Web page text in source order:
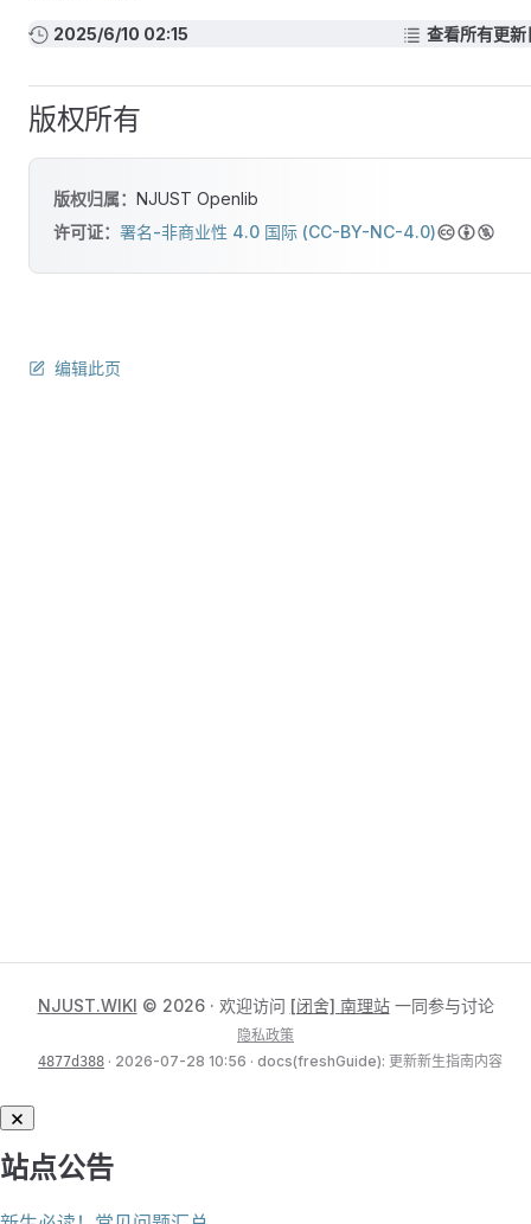
2025/6/10 02:15 查看所有更新
版权所有
版权归属： NJUST Openlib
许可证： 署名-非商业性 4.0 国际 (CC-BY-NC-4.0)
编辑此页
NJUST.WIKI © 2026 · 欢迎访问 [闭舍] 南理站一同参与讨论
隐私政策
4877d388 · 2026-07-28 10:56 · docs(freshGuide): 更新新生指南内容
站点公告